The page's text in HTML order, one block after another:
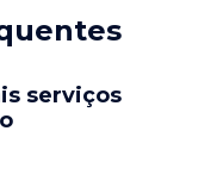
serviços